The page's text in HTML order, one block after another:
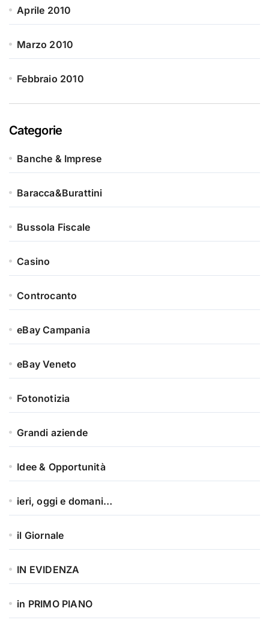
Aprile 2010
Marzo 2010
Febbraio 2010
Categorie
Banche & Imprese
Baracca&Burattini
Bussola Fiscale
Casino
Controcanto
eBay Campania
eBay Veneto
Fotonotizia
Grandi aziende
Idee & Opportunità
ieri, oggi e domani…
il Giornale
IN EVIDENZA
in PRIMO PIANO